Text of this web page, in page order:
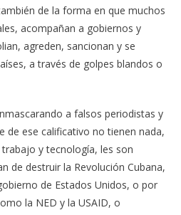
de la forma en que muchos
acompañan a gobiernos y
agreden, sancionan y se
a través de golpes blandos o
a falsos periodistas y
de ese calificativo no tienen nada,
y tecnología, les son
de destruir la Revolución Cubana,
de Estados Unidos, o por
la NED y la USAID, o